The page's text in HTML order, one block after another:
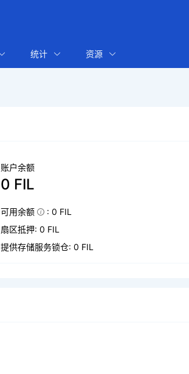
统计 资源
账户余额
0 FIL
可用余额
: 0 FIL
扇区抵押: 0 FIL
提供存储服务锁仓: 0 FIL